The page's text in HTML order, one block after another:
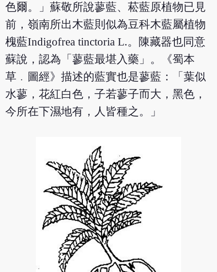
色爾。」蘇敬所說蓼藍、菘藍原植物已見
前，嶺南所出木藍則似為豆科木藍屬植物
槐藍Indigofrea tinctoria L.。陳藏器也同意
蘇說，認為「蓼藍最堪入藥」。《蜀本
草﹒圖經》描述的藍實也是蓼藍：「葉似
水蓼，花紅白色，子若蓼子而大，黑色，
今所在下濕地有，人皆種之。」